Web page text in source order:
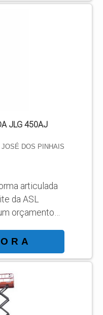
com a
e
PARA
JLG 450AJ
DOS PINHAIS
articulada
da ASL
orçamento
atuação.
articulada
DE